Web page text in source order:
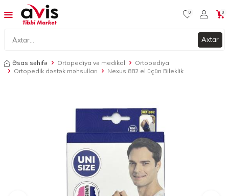
Axtar
0 0
Əsas səhifə Ortopediya və medikal
Ortopediya
Ortopedik dəstək məhsulları
Nexus 882 el üçün Bileklik